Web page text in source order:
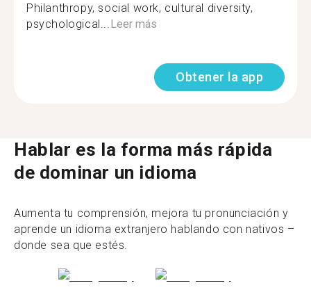
Philanthropy, social work, cultural diversity,
psychological... Leer más
Obtener la app
Hablar es la forma más rápida
de dominar un idioma
Aumenta tu comprensión, mejora tu pronunciación y
aprende un idioma extranjero hablando con nativos –
donde sea que estés.